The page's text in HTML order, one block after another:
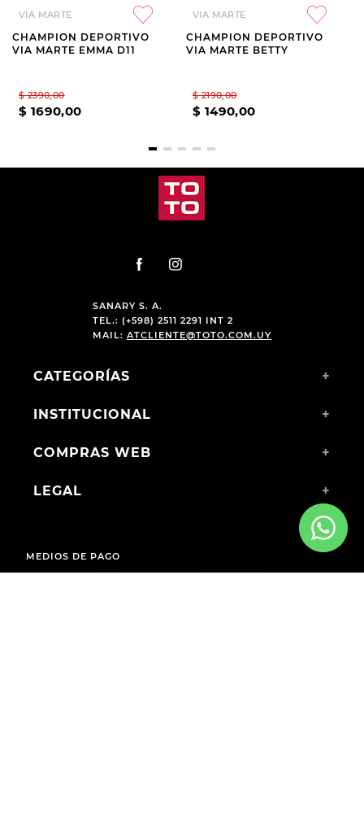
VIA MARTE
CHAMPION DEPORTIVO
VIA MARTE EMMA D11
$ 2390,00
$ 1690,00
VIA MARTE
CHAMPION DEPORTIVO
VIA MARTE BETTY
$ 2190,00
$ 1490,00
SANARY S. A.
TEL.: (+598) 2511 2291 INT 2
MAIL: ATCLIENTE@TOTO.COM.UY
CATEGORÍAS +
INSTITUCIONAL +
COMPRAS WEB +
LEGAL +
MEDIOS DE PAGO